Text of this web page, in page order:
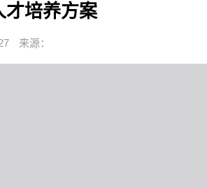
才培养方案
来源：